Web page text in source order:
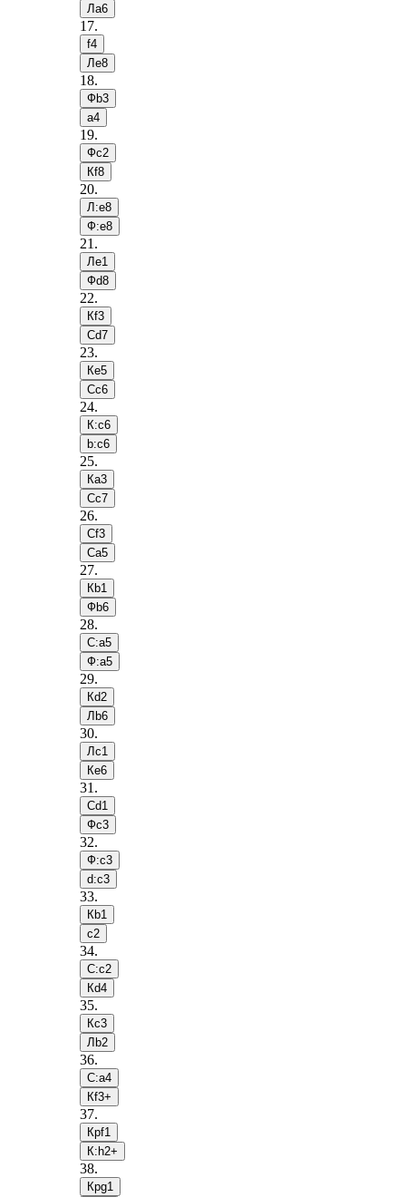
Лa6
17.
f4
Лe8
18.
Фb3
a4
19.
Фc2
Кf8
20.
Л:e8
Ф:e8
21 .
Лe1
Фd8
22.
Кf3
Сd7
23.
Кe5
Сc6
24.
К:c6
b:c6
25.
Кa3
Сc7
26.
Сf3
Сa5
27.
Кb1
Фb6
28.
С:a5
Ф:a5
29.
Кd2
Лb6
30.
Лc1
Кe6
31 .
Сd1
Фc3
32.
Ф:c3
d:c3
33.
Кb1
c2
34.
С:c2
Кd4
35.
Кc3
Лb2
36.
С:a4
Кf3+
37.
Крf1
К:h2+
38.
Крg1